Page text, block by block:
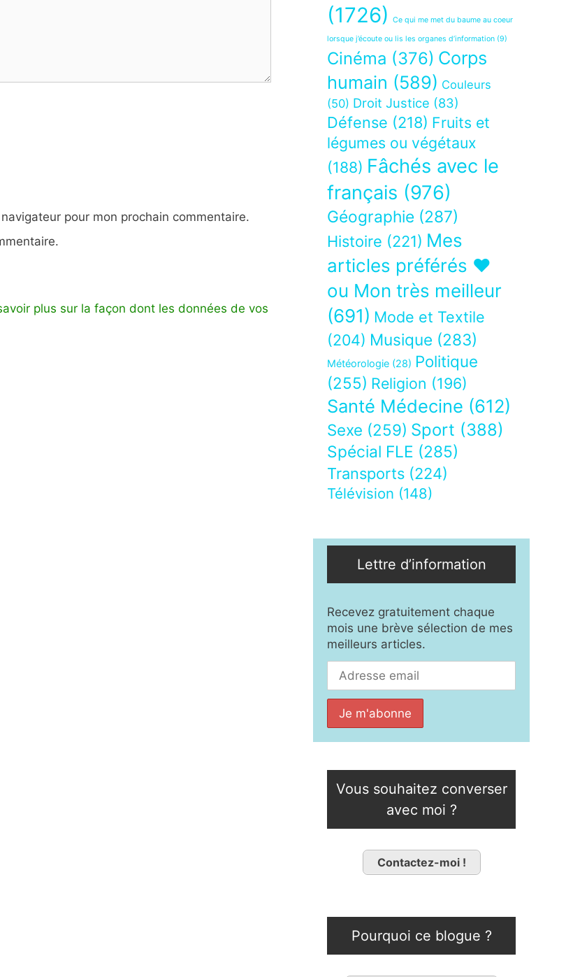
pour mon prochain commentaire.
plus sur la façon dont les données de vos
(1726)
Ce qui me met du baume au coeur
lorsque j’écoute ou lis les organes d’information (9)
Cinéma (376) Corps
humain (589) Couleurs
(50) Droit Justice (83)
Défense (218) Fruits et
légumes ou végétaux
(188) Fâchés avec le
français (976)
Géographie (287)
Histoire (221) Mes
articles préférés ❤
ou Mon très meilleur
(691) Mode et Textile
(204) Musique (283)
Météorologie (28) Politique
(255) Religion (196)
Santé Médecine (612)
Sexe (259) Sport (388)
Spécial FLE (285)
Transports (224)
Télévision (148)
Lettre d’information
Recevez gratuitement chaque
mois une brève sélection de mes
meilleurs articles.
Vous souhaitez converser
avec moi ?
Contactez-moi !
Pourquoi ce blogue ?